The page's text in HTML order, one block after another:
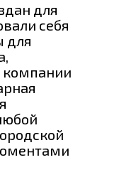
для
себя
для
компании